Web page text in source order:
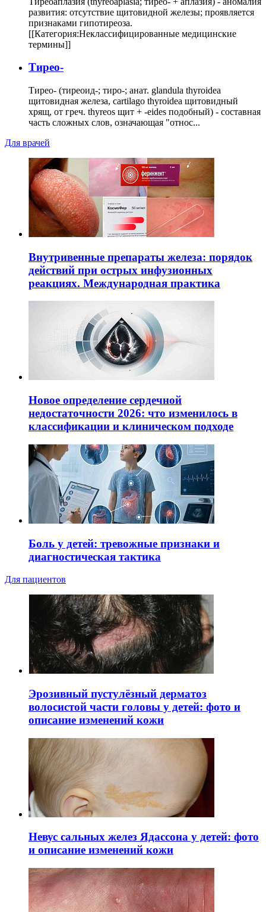
развития: отсутствие щитовидной железы; проявляется
признаками гипотиреоза.
[[Категория:Неклассифицированные медицинские
термины]]
Тирео-
Тирео- (тиреоид-; тиро-; анат. glandula thyroidea
щитовидная железа, cartilago thyroidea щитовидный
хрящ, от греч. thyreos щит + -eides подобный) - составная
часть сложных слов, означающая "относ...
Для врачей
Внутривенные препараты железа: порядок
действий при острых инфузионных
реакциях. Международная практика
Новое определение сердечной
недостаточности 2026: что изменилось в
классификации и клиническом подходе
Боль у детей: тревожные признаки и
диагностическая тактика
Для пациентов
Эрозивный пустулёзный дерматоз
волосистой части головы у детей: фото и
описание изменений кожи
Невус сальных желез Ядассона у детей: фото
и описание изменений кожи